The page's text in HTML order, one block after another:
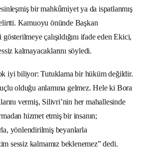
bir mahkûmiyet ya da ispatlanmış
Kamuoyu önünde Başkan
çalışıldığını ifade eden Ekici,
kalmayacaklarını söyledi.
iyi biliyor: Tutuklama bir hüküm değildir.
olduğu anlamına gelmez. Hele ki Bora
vermiş, Silivri’nin her mahallesinde
hizmet etmiş bir insanın;
yönlendirilmiş beyanlarla
sessiz kalmamız beklenemez” dedi.